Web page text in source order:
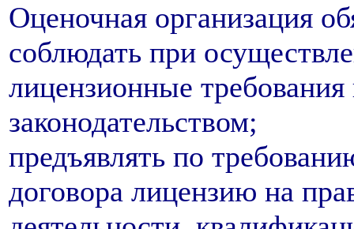
Оценочная организация
соблюдать при
лицензионные
законодательством;
предъявлять по
договора лицензию на